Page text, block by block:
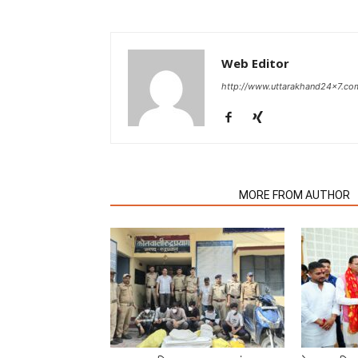
Web Editor
http://
MORE FROM AUTHOR